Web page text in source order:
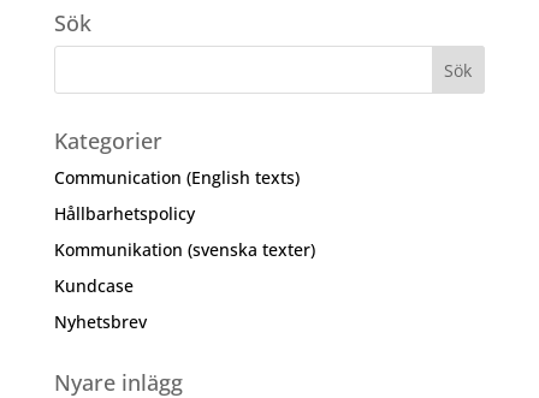
Sök
Kategorier
Communication (English texts)
Hållbarhetspolicy
Kommunikation (svenska texter)
Kundcase
Nyhetsbrev
Nyare inlägg